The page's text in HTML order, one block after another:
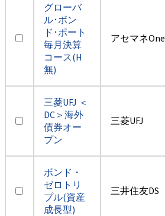
グローバ
ル･ボン
ド･ポート
毎月決算
コース(H
無)
アセマネOne
三菱UFJ ＜
DC＞海外
債券オー
プン
三菱UFJ
ボンド・
ゼロトリ
プル(資産
成長型)
三井住友DS